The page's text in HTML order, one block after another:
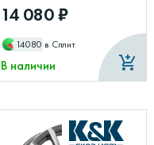
14 080 ₽
14080 в Сплит
В наличии